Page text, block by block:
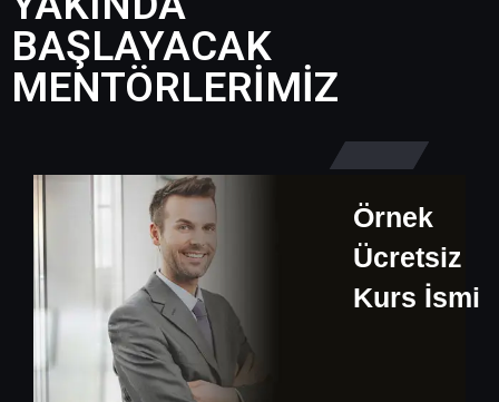
BAŞLAYACAK
MENTÖRLERİMİZ
Örnek
Ücretsiz
Kurs İsmi